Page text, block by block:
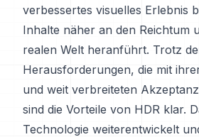
verbessertes visuelles Erlebnis
Inhalte näher an den Reichtum
realen Welt heranführt. Trotz
Herausforderungen, die mit
und weit verbreiteten
sind die Vorteile von HDR klar.
Technologie weiterentwickelt